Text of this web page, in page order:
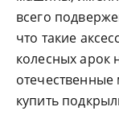
всего
что такие
колесных арок
купить